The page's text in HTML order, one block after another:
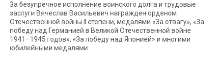
За безупречное исполнение воинского долга и трудовые
заслуги Вячеслав Васильевич награжден орденом
Отечественной войны II степени, медалями «За отвагу», «За
победу над Германией в Великой Отечественной войне
1941–1945 годов», «За победу над Японией» и многими
юбилейными медалями.